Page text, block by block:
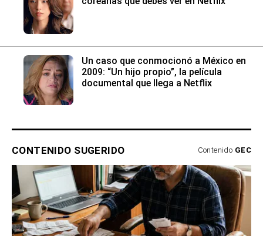
Un caso que conmocionó a México en
2009: “Un hijo propio”, la película
documental que llega a Netflix
CONTENIDO SUGERIDO Contenido GEC